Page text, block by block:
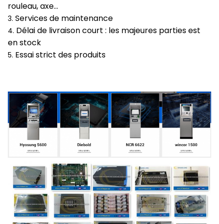
rouleau, axe…
3. Services de maintenance
4. Délai de livraison court : les majeures parties est
en stock
5. Essai strict des produits